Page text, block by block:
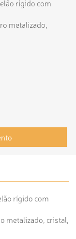
rígido com
metalizado,
rígido com
metalizado, cristal,